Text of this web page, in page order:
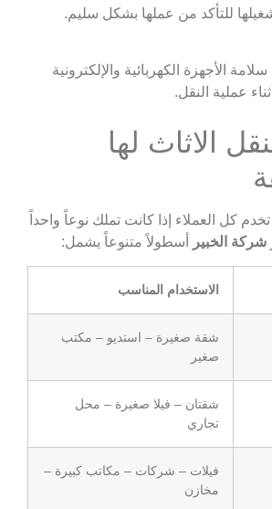
للتأكد من عملها بشكل سليم.
الأجهزة الكهربائية والإلكترونية
عملية النقل.
الاثاث لها
كل العملاء إذا كانت تملك نوعاً واحداً
شركة الخبير أسطولاً متنوعاً يشمل:
الاستخدام المناسب
شقة صغيرة – استديو – مكتب
صغير
شقتان – فيلا صغيرة – محل
تجاري
فيلات – شركات – مكاتب كبيرة –
مخازن